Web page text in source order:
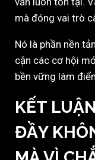
mà đóng vai trò
Nó là phần nền
cận các cơ hội
bền vững làm
KẾT
ĐẦY